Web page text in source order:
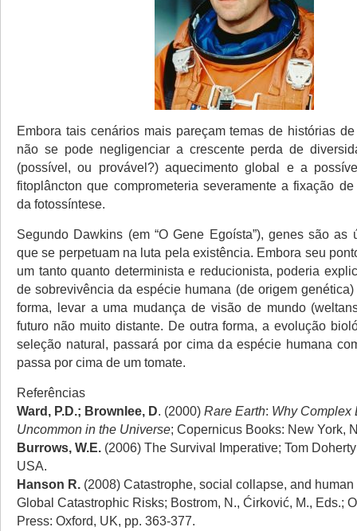
Embora tais cenários mais pareçam temas de histórias
não se pode negligenciar a crescente perda de
(possível, ou provável?) aquecimento global e a
fitoplâncton que comprometeria severamente a fixação
da fotossíntese.
Segundo Dawkins (em “O Gene Egoísta”), genes são as
que se perpetuam na luta pela existência. Embora seu
um tanto quanto determinista e reducionista, poderia
de sobrevivência da espécie humana (de origem
forma, levar a uma mudança de visão de mundo
futuro não muito distante. De outra forma, a evolução
seleção natural, passará por cima da espécie humana
passa por cima de um tomate.
Referências
Ward, P.D.; Brownlee, D. (2000) Rare Earth: Why Complex
Uncommon in the Universe; Copernicus Books: New York,
Burrows, W.E. (2006) The Survival Imperative; Tom
USA.
Hanson R. (2008) Catastrophe, social collapse, and
Global Catastrophic Risks; Bostrom, N., Ćirković, M., Eds.;
Press: Oxford, UK, pp. 363-377.